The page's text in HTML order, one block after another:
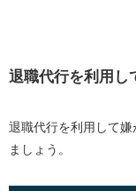
退職代行を利用し
退職代行を利用して
ましょう。